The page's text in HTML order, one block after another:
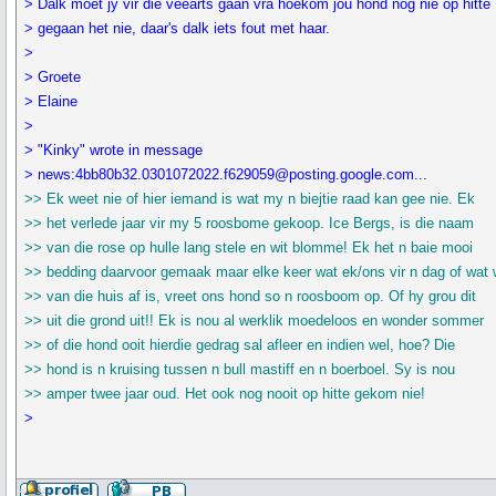
> Dalk moet jy vir die veearts gaan vra hoekom jou hond nog nie op hitte
> gegaan het nie, daar's dalk iets fout met haar.
>
> Groete
> Elaine
>
> "Kinky" wrote in message
> news:4bb80b32.0301072022.f629059@posting.google.com...
>> Ek weet nie of hier iemand is wat my n biejtie raad kan gee nie. Ek
>> het verlede jaar vir my 5 roosbome gekoop. Ice Bergs, is die naam
>> van die rose op hulle lang stele en wit blomme! Ek het n baie mooi
>> bedding daarvoor gemaak maar elke keer wat ek/ons vir n dag of wat
>> van die huis af is, vreet ons hond so n roosboom op. Of hy grou dit
>> uit die grond uit!! Ek is nou al werklik moedeloos en wonder sommer
>> of die hond ooit hierdie gedrag sal afleer en indien wel, hoe? Die
>> hond is n kruising tussen n bull mastiff en n boerboel. Sy is nou
>> amper twee jaar oud. Het ook nog nooit op hitte gekom nie!
>